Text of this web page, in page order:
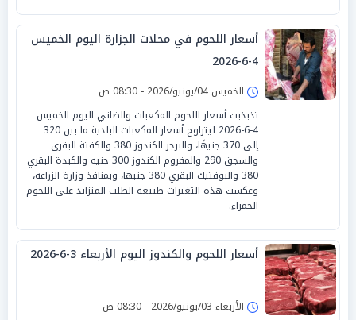
أسعار اللحوم في محلات الجزارة اليوم الخميس
4-6-2026
الخميس 04/يونيو/2026 - 08:30 ص
تذبذبت أسعار اللحوم المكعبات والضاني اليوم الخميس
4-6-2026 ليتراوح أسعار المكعبات البلدية ما بين 320
إلى 370 جنيهًا، والبرجر الكندوز 380 والكفتة البقري
والسجق 290 والمفروم الكندوز 300 جنيه والكبدة البقري
380 والبوفتيك البقري 380 جنيها، وبمنافذ وزارة الزراعة،
وعكست هذه التغيرات طبيعة الطلب المتزايد على اللحوم
الحمراء.
أسعار اللحوم والكندوز اليوم الأربعاء 3-6-2026
الأربعاء 03/يونيو/2026 - 08:30 ص